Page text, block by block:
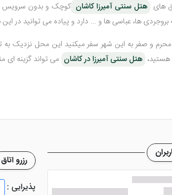
های هتل سنتی آمیرزا کاشان کوچک و بدون سرویس
ها، عباسی ها و ... دارد و پیاده می توانید در
و صفر به این شهر سفر میکنید این محل نزدیک به
هتل سنتی آمیرزا در کاشان می تواند گزینه
باید تعداد اتاق بیشتری را نیز انتخاب نمایید.
سنتی آمیرزا کاشان
رزرو اتاق
پذیرایی :